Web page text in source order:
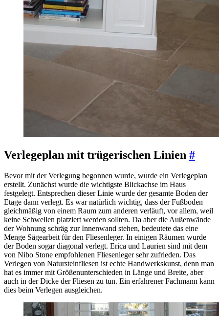
Verlegeplan mit trügerischen Linien #
Bevor mit der Verlegung begonnen wurde, wurde ein Verlegeplan
erstellt. Zunächst wurde die wichtigste Blickachse im Haus
festgelegt. Entsprechen dieser Linie wurde der gesamte Boden der
Etage dann verlegt. Es war natürlich wichtig, dass der Fußboden
gleichmäßig von einem Raum zum anderen verläuft, vor allem, weil
keine Schwellen platziert werden sollten. Da aber die Außenwände
der Wohnung schräg zur Innenwand stehen, bedeutete das eine
Menge Sägearbeit für den Fliesenleger. In einigen Räumen wurde
der Boden sogar diagonal verlegt. Erica und Laurien sind mit dem
von Nibo Stone empfohlenen Fliesenleger sehr zufrieden. Das
Verlegen von Natursteinfliesen ist echte Handwerkskunst, denn man
hat es immer mit Größenunterschieden in Länge und Breite, aber
auch in der Dicke der Fliesen zu tun. Ein erfahrener Fachmann kann
dies beim Verlegen ausgleichen.